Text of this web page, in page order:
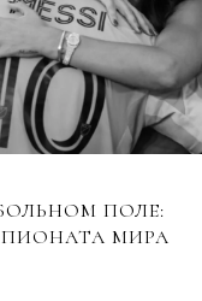
ПОЛЕ:
МИРА